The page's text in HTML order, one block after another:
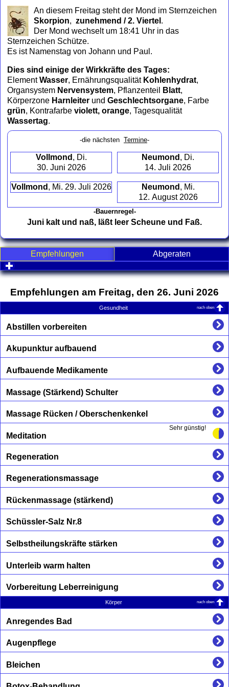
collapse
contents
An diesem Freitag steht der Mond im Sternzeichen
Skorpion, zunehmend / 2. Viertel .
Der Mond wechselt um 18:41 Uhr in das
Sternzeichen Schütze.
Es ist Namenstag von Johann und Paul.
Dies sind einige der Wirkkräfte des Tages:
ElementWasser, Ernährungsqualität Kohlenhydrat,
Organsystem Nervensystem, Pflanzenteil Blatt,
Körperzone Harnleiter und Geschlechtsorgane, Farbe
grün, Kontrafarbe violett, orange, Tagesqualität
Wassertag.
-die nächsten Termine-
Vollmond , Di.
30. Juni 2026
Neumond , Di.
14. Juli 2026
Vollmond , Mi. 29. Juli 2026 Neumond , Mi.
12. August 2026
-Bauernregel-
Juni kalt und naß, läßt leer Scheune und Faß.
Empfehlungen
Abgeraten
click to expand contents
Empfehlungen am Freitag, den 26. Juni 2026
Gesundheit nach oben
Abstillen vorbereiten
Akupunktur aufbauend
Aufbauende Medikamente
Massage (Stärkend) Schulter
Massage Rücken / Oberschenkenkel
Sehr günstig!
Meditation
Regeneration
Regenerationsmassage
Rückenmassage (stärkend)
Schüssler-Salz Nr.8
Selbstheilungskräfte stärken
Unterleib warm halten
Vorbereitung Leberreinigung
Körper nach oben
Anregendes Bad
Augenpflege
Bleichen